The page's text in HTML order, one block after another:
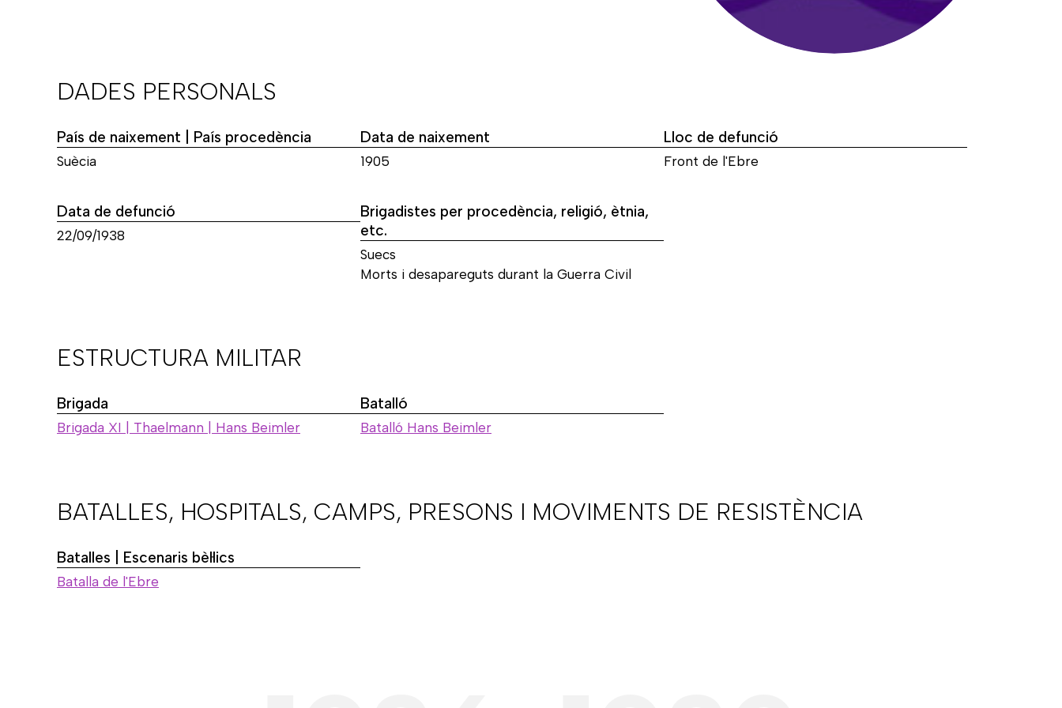
DADES PERSONALS
País de naixement | País procedència
Suècia
Data de naixement
1905
Lloc de defunció
Front de l'Ebre
Data de defunció
22/09/1938
Brigadistes per procedència, religió, ètnia,
etc.
Suecs
Morts i desapareguts durant la Guerra Civil
ESTRUCTURA MILITAR
Brigada
Brigada XI | Thaelmann | Hans Beimler
Batalló
Batalló Hans Beimler
BATALLES, HOSPITALS, CAMPS, PRESONS I MOVIMENTS DE RESISTÈNCIA
Batalles | Escenaris bèl·lics
Batalla de l'Ebre